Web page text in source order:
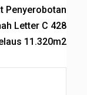
Penyerobotan
Letter C 428
11.320m2